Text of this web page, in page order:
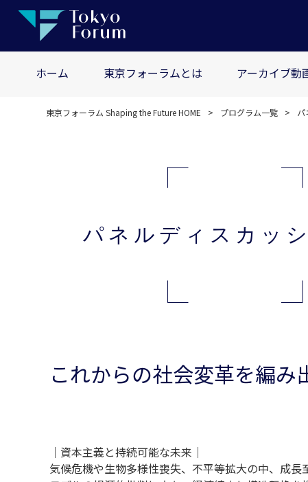
ホーム 東京フォーラムとは アーカイブ動
東京フォーラム Shaping the Future HOME プログラム一覧 パ
パネルディスカッ
これからの社会変革を編
｜資本主義と持続可能な未来｜
気候危機や生物多様性喪失、不平等拡大の中、成